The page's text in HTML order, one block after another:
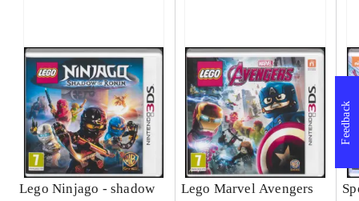
Lego Ninjago - shadow
Lego Marvel Avengers
Feedback